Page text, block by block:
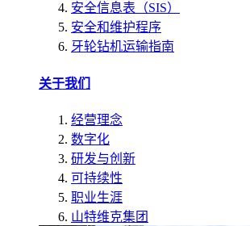
安全信息表（SIS）
安全和维护程序
牙轮钻机运输指南
关于我们
经营理念
数字化
研发与创新
可持续性
职业生涯
山特维克集团